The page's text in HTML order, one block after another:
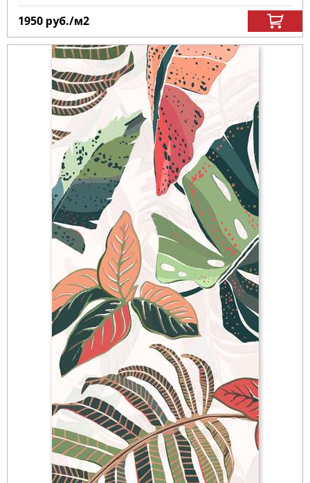
1950 руб./м2